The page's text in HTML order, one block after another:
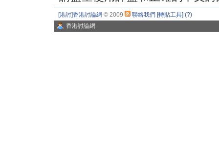
[港討]香港討論網 © 2009 聯絡我們 [轉貼工具] (?)
香港討論網